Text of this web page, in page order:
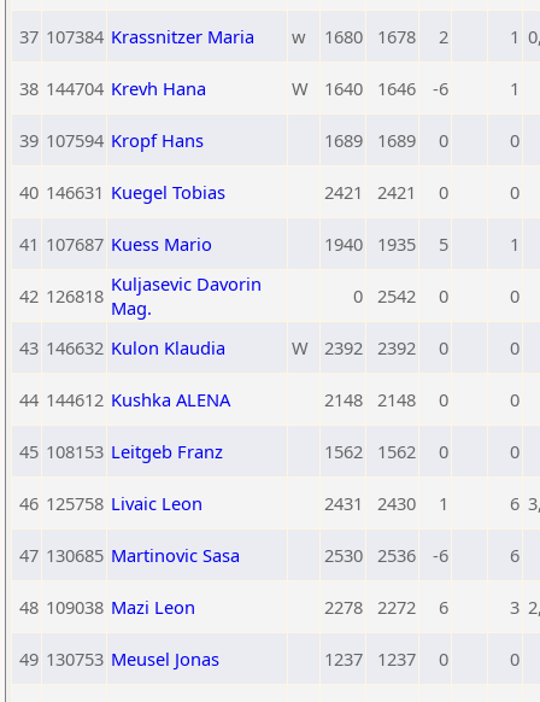
37 107384 Krassnitzer Maria w 1680 1678 2 1
38 144704 Krevh Hana W 1640 1646 -6 1
39 107594 Kropf Hans 1689 1689 0 0
40 146631 Kuegel Tobias 2421 2421 0 0
41 107687 Kuess Mario 1940 1935 5 1
42 126818 Kuljasevic Davorin
Mag.
0 2542 0 0
43 146632 Kulon Klaudia W 2392 2392 0 0
44 144612 Kushka ALENA 2148 2148 0 0
45 108153 Leitgeb Franz 1562 1562 0 0
46 125758 Livaic Leon 2431 2430 1 6
47 130685 Martinovic Sasa 2530 2536 -6 6
48 109038 Mazi Leon 2278 2272 6 3
49 130753 Meusel Jonas 1237 1237 0 0